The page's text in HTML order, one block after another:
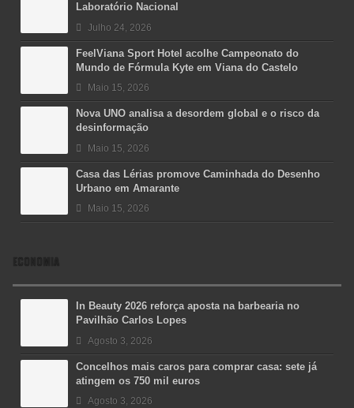
Laboratório Nacional
Julho 24, 2026
FeelViana Sport Hotel acolhe Campeonato do
Mundo de Fórmula Kyte em Viana do Castelo
Maio 15, 2026
Nova UNO analisa a desordem global e o risco da
desinformação
Maio 15, 2026
Casa das Lérias promove Caminhada do Desenho
Urbano em Amarante
Maio 15, 2026
ECONOMIA
In Beauty 2026 reforça aposta na barbearia no
Pavilhão Carlos Lopes
Agosto 3, 2026
Concelhos mais caros para comprar casa: sete já
atingem os 750 mil euros
Agosto 3, 2026